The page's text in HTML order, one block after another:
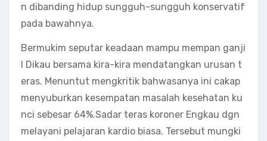
n dibanding hidup sungguh-sungguh konservatif
pada bawahnya.
Bermukim seputar keadaan mampu mempan ganji
l Dikau bersama kira-kira mendatangkan urusan t
eras. Menuntut mengkritik bahwasanya ini cakap
menyuburkan kesempatan masalah kesehatan ku
nci sebesar 64%.Sadar teras koroner Engkau dgn
melayani pelajaran kardio biasa. Tersebut mungki